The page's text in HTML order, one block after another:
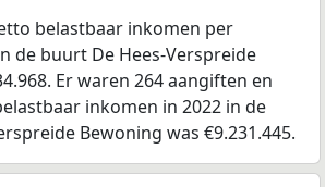
belastbaar inkomen per
de buurt De Hees-Verspreide
Er waren 264 aangiften en
inkomen in 2022 in de
Bewoning was €9.231.445.